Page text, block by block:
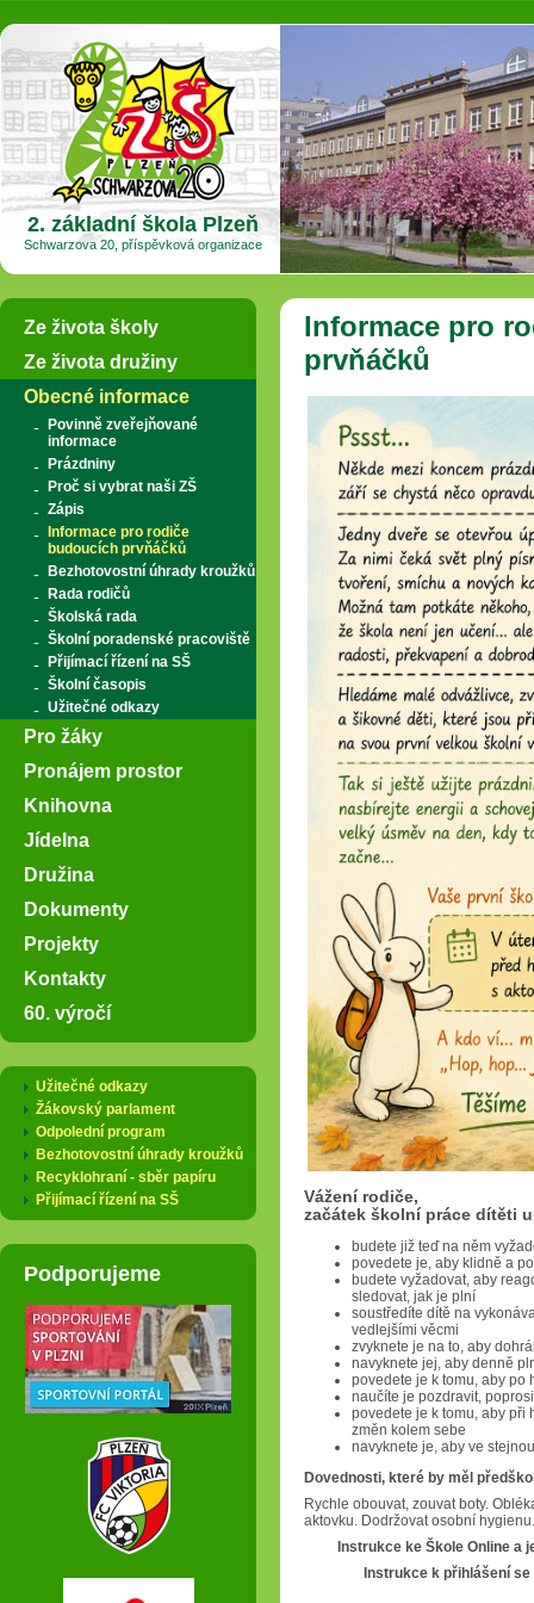
2. základní škola Plzeň
Schwarzova 20, příspěvková organizace
Informace pro
prvňáčků
Vážení rodiče,
začátek školní práce dítěti
budete již teď na něm
povedete je, aby klidně a
budete vyžadovat, aby
sledovat, jak je plní
soustředíte dítě na
vedlejšími věcmi
zvyknete je na to, aby
navyknete jej, aby denně
povedete je k tomu, aby po
naučíte je pozdravit,
povedete je k tomu, aby při
změn kolem sebe
navyknete je, aby ve
Dovednosti, které by měl
Rychle obouvat, zouvat boty.
aktovku. Dodržovat osobní
Instrukce ke Škole Online a
Instrukce k přihlášení
Ze života školy
Ze života družiny
Obecné informace
Povinně zveřejňované
informace
Prázdniny
Proč si vybrat naši ZŠ
Zápis
Informace pro rodiče
budoucích prvňáčků
Bezhotovostní úhrady kroužků
Rada rodičů
Školská rada
Školní poradenské pracoviště
Přijímací řízení na SŠ
Školní časopis
Užitečné odkazy
Pro žáky
Pronájem prostor
Knihovna
Jídelna
Družina
Dokumenty
Projekty
Kontakty
60. výročí
Užitečné odkazy
Žákovský parlament
Odpolední program
Bezhotovostní úhrady kroužků
Recyklohraní - sběr papíru
Přijímací řízení na SŠ
Podporujeme